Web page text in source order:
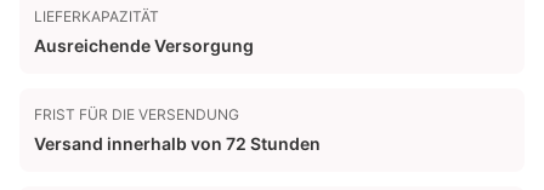
LIEFERKAPAZITÄT
Ausreichende Versorgung
FRIST FÜR DIE VERSENDUNG
Versand innerhalb von 72 Stunden